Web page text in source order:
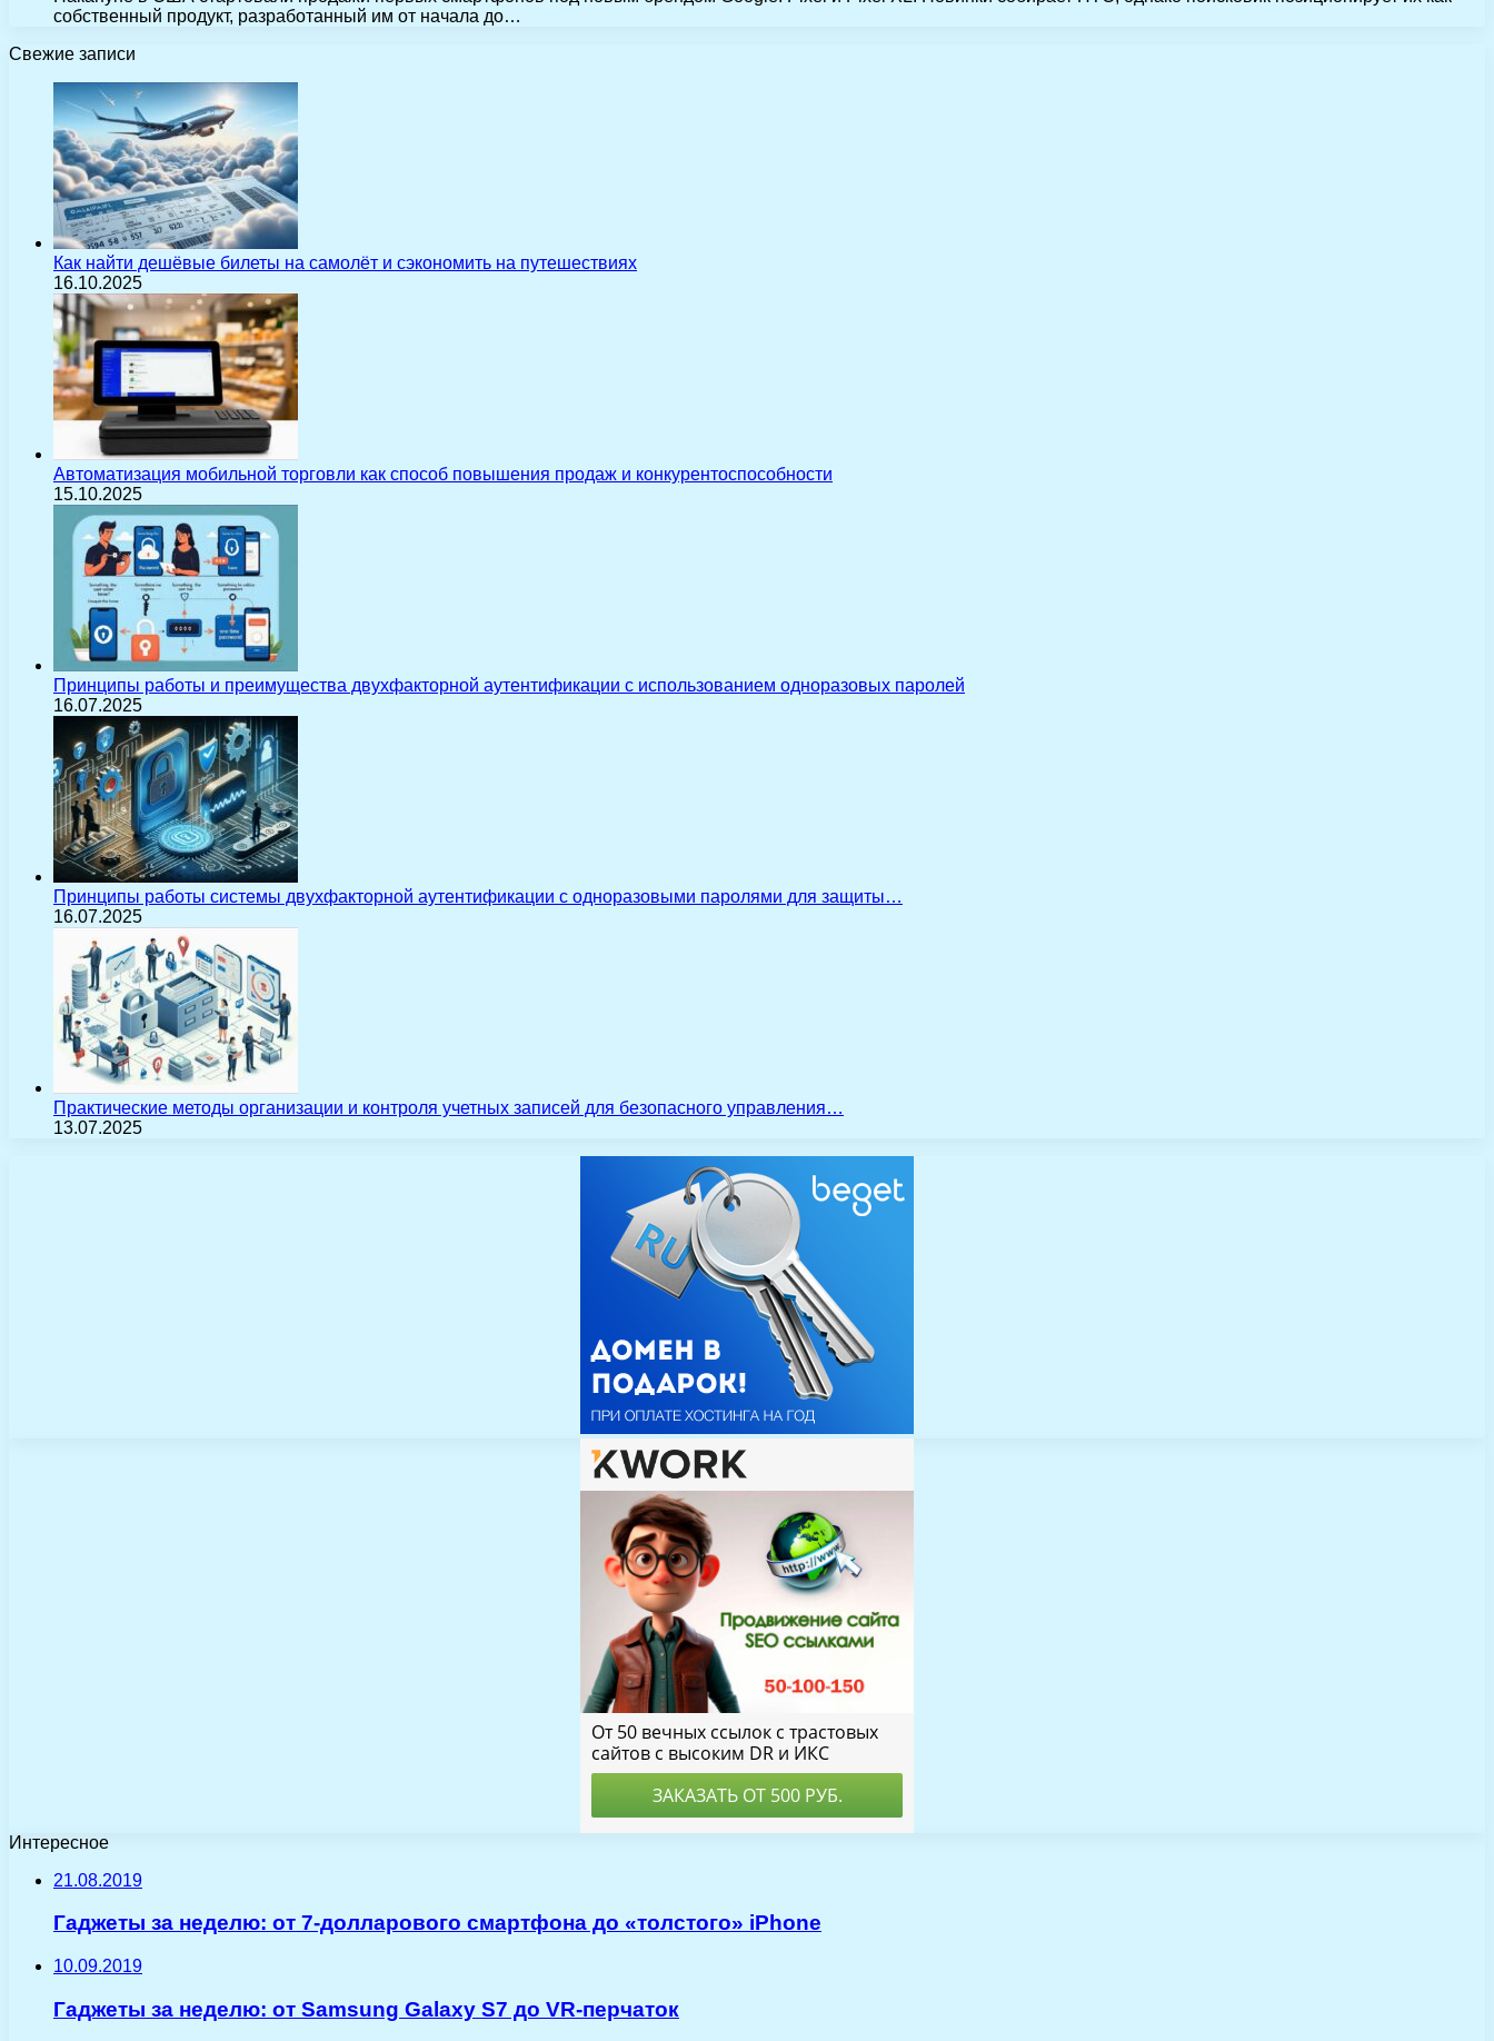
собственный продукт, разработанный им от начала до…
Свежие записи
Как найти дешёвые билеты на самолёт и сэкономить на путешествиях
16.10.2025
Автоматизация мобильной торговли как способ повышения продаж и конкурентоспособности
15.10.2025
Принципы работы и преимущества двухфакторной аутентификации с использованием одноразовых паролей
16.07.2025
Принципы работы системы двухфакторной аутентификации с одноразовыми паролями для защиты…
16.07.2025
Практические методы организации и контроля учетных записей для безопасного управления…
13.07.2025
Интересное
21.08.2019
Гаджеты за неделю: от 7-долларового смартфона до «толстого» iPhone
10.09.2019
Гаджеты за неделю: от Samsung Galaxy S7 до VR-перчаток